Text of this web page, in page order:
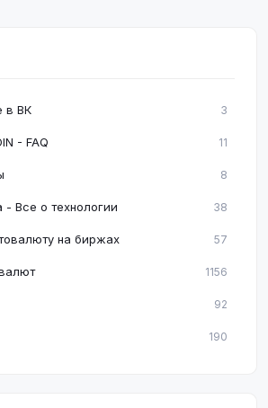
в ВК 3
- FAQ 11
8
Все о технологии 38
на биржах 57
1156
92
190